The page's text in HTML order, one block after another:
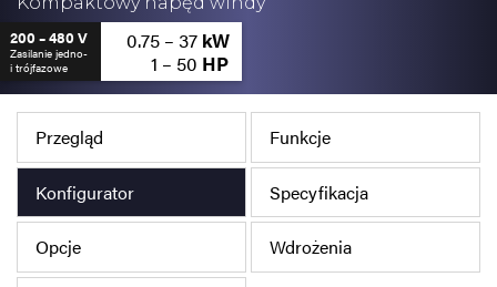
200 – 480 V
Zasilanie jedno-
i trójfazowe
0.75 – 37 kW
1 – 50 HP
Przegląd Funkcje
Konfigurator Specyfikacja
Opcje Wdrożenia
Zrównoważony
O nas
Kontakt